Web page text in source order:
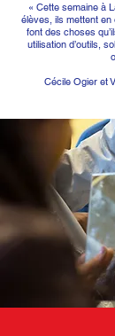
« Cette semaine à
élèves, ils mettent
font des choses
utilisation d’outils,
Cécile Ogier et